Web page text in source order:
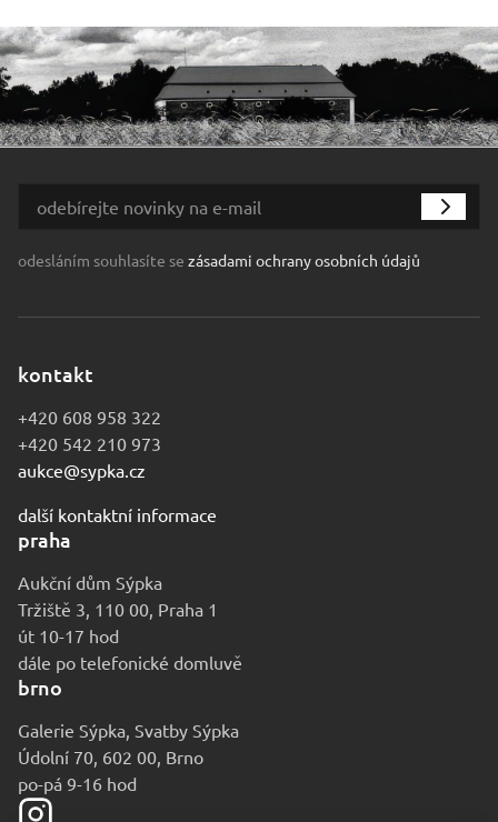
odesláním souhlasíte se zásadami ochrany osobních údajů
kontakt
+420 608 958 322
+420 542 210 973
aukce@sypka.cz
další kontaktní informace
praha
Aukční dům Sýpka
Tržiště 3, 110 00, Praha 1
út 10-17 hod
dále po telefonické domluvě
brno
Galerie Sýpka, Svatby Sýpka
Údolní 70, 602 00, Brno
po-pá 9-16 hod